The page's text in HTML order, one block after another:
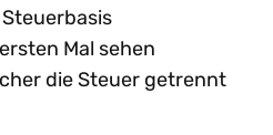
Mal sehen
die Steuer getrennt